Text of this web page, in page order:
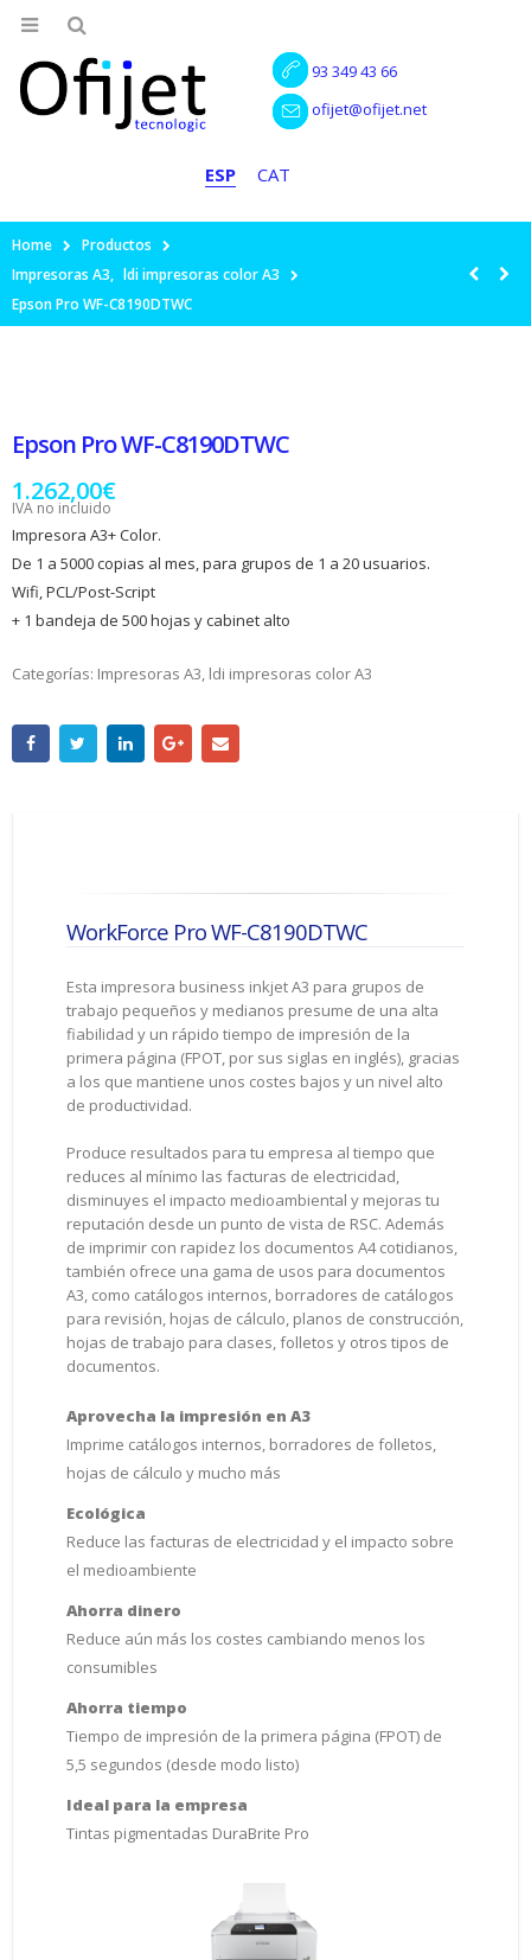
93 349 43 66
ofijet@ofijet.net
ESP CAT
Home
Productos
Impresoras A3, ldi impresoras color A3
Epson Pro WF-C8190DTWC
Epson Pro WF-C8190DTWC
1.262,00€
IVA no incluido
Impresora A3+ Color.
De 1 a 5000 copias al mes, para grupos de 1 a 20 usuarios.
Wifi, PCL/Post-Script
+ 1 bandeja de 500 hojas y cabinet alto
Categorías: Impresoras A3, ldi impresoras color A3
WorkForce Pro WF-C8190DTWC
Esta impresora business inkjet A3 para grupos de
trabajo pequeños y medianos presume de una alta
fiabilidad y un rápido tiempo de impresión de la
primera página (FPOT, por sus siglas en inglés), gracias
a los que mantiene unos costes bajos y un nivel alto
de productividad.
Produce resultados para tu empresa al tiempo que
reduces al mínimo las facturas de electricidad,
disminuyes el impacto medioambiental y mejoras tu
reputación desde un punto de vista de RSC. Además
de imprimir con rapidez los documentos A4 cotidianos,
también ofrece una gama de usos para documentos
A3, como catálogos internos, borradores de catálogos
para revisión, hojas de cálculo, planos de construcción,
hojas de trabajo para clases, folletos y otros tipos de
documentos.
Aprovecha la impresión en A3
Imprime catálogos internos, borradores de folletos,
hojas de cálculo y mucho más
Ecológica
Reduce las facturas de electricidad y el impacto sobre
el medioambiente
Ahorra dinero
Reduce aún más los costes cambiando menos los
consumibles
Ahorra tiempo
Tiempo de impresión de la primera página (FPOT) de
5,5 segundos (desde modo listo)
Ideal para la empresa
Tintas pigmentadas DuraBrite Pro